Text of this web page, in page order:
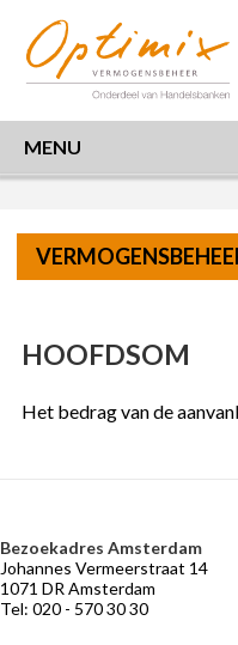
MENU
HOOFDSOM
Het bedrag van de
VERMOGENSBEHEER
Adviseurs
die
NIEUWS
Marktontwikkelingen
BELEGGERSGIRO
Beleggingsfondsen
Praktische
OVER
OPTIMIX
Historie
Bezoekadres Amsterdam
Johannes Vermeerstraat 14
1071 DR Amsterdam
Tel: 020 - 570 30 30